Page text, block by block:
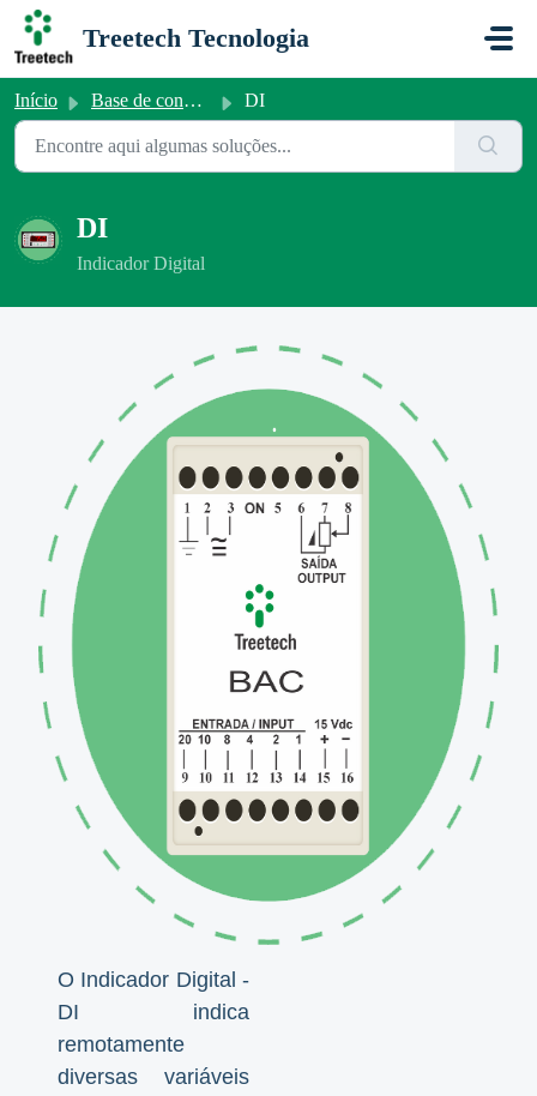
Ir para o conteúdo principal
Treetech Tecnologia
Início Base de conhecimento DI
DI
Indicador Digital
O Indicador Digital -
DI indica
remotamente
diversas variáveis